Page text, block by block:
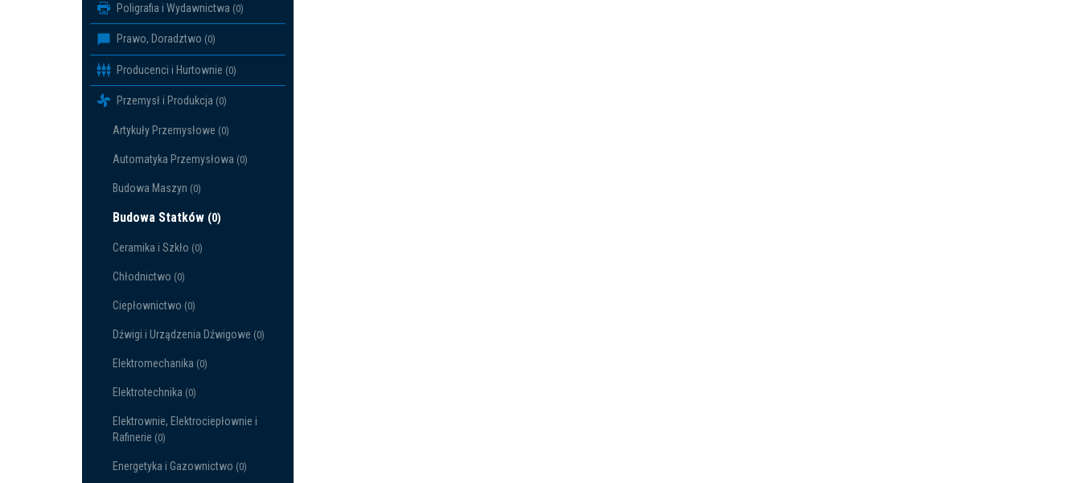
Poligrafia i Wydawnictwa (0)
Prawo, Doradztwo (0)
Producenci i Hurtownie (0)
Przemysł i Produkcja (0)
Artykuły Przemysłowe (0)
Automatyka Przemysłowa (0)
Budowa Maszyn (0)
Budowa Statków (0)
Ceramika i Szkło (0)
Chłodnictwo (0)
Ciepłownictwo (0)
Dźwigi i Urządzenia Dźwigowe (0)
Elektromechanika (0)
Elektrotechnika (0)
Elektrownie, Elektrociepłownie i
Rafinerie (0)
Energetyka i Gazownictwo (0)